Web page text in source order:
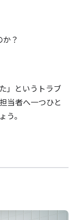
？
」というトラブ
当者へ一つひと
。